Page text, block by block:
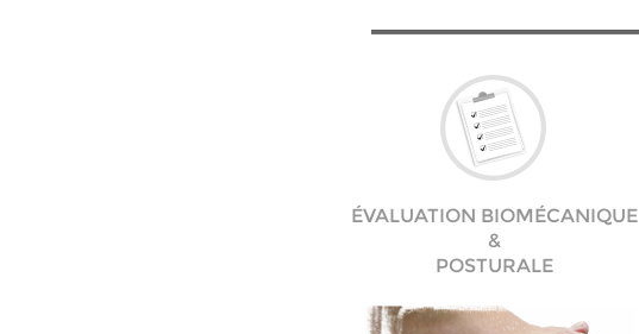
ÉVALUATION BIOMÉCANIQUE
&
POSTURALE